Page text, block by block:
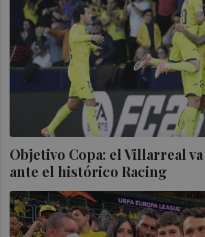
Objetivo Copa: el Villarreal
ante el histórico Racing